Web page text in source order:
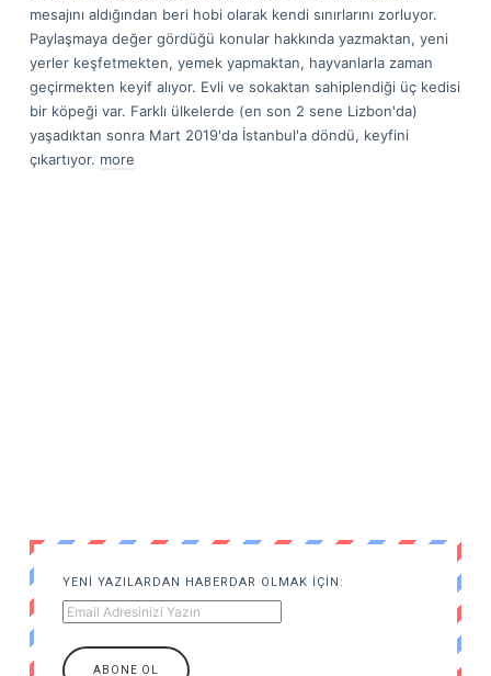
mesajını aldığından beri hobi olarak kendi sınırlarını zorluyor.
Paylaşmaya değer gördüğü konular hakkında yazmaktan, yeni
yerler keşfetmekten, yemek yapmaktan, hayvanlarla zaman
geçirmekten keyif alıyor. Evli ve sokaktan sahiplendiği üç kedisi
bir köpeği var. Farklı ülkelerde (en son 2 sene Lizbon'da)
yaşadıktan sonra Mart 2019'da İstanbul'a döndü, keyfini
çıkartıyor. more
YENI YAZILARDAN HABERDAR OLMAK IÇIN: